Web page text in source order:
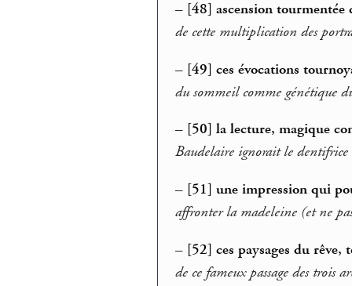
– [48] ascension tourmentée
de cette multiplication des
– [49] ces évocations
du sommeil comme génétique
– [50] la lecture, magique
Baudelaire ignorait le dentifrice
– [51] une impression qui
affronter la madeleine (et ne
– [52] ces paysages du rêve,
de ce fameux passage des trois